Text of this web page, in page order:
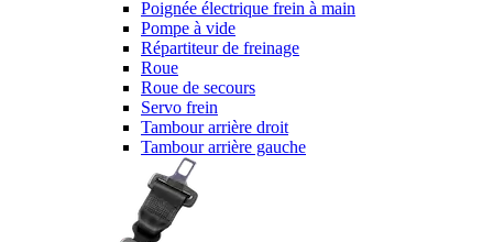
Poignée électrique frein à main
Pompe à vide
Répartiteur de freinage
Roue
Roue de secours
Servo frein
Tambour arrière droit
Tambour arrière gauche